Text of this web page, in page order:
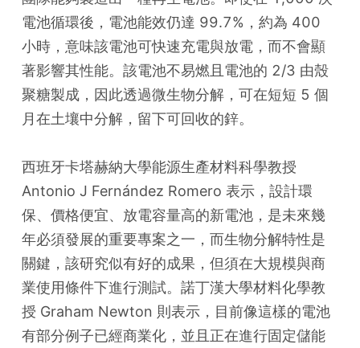
電池循環後，電池能效仍達 99.7%，約為 400
小時，意味該電池可快速充電與放電，而不會顯
著影響其性能。該電池不易燃且電池的 2/3 由殼
聚糖製成，因此透過微生物分解，可在短短 5 個
月在土壤中分解，留下可回收的鋅。
西班牙卡塔赫納大學能源生產材料科學教授
Antonio J Fernández Romero 表示，設計環
保、價格便宜、放電容量高的新電池，是未來幾
年必須發展的重要專案之一，而生物分解特性是
關鍵，該研究似有好的成果，但須在大規模與商
業使用條件下進行測試。諾丁漢大學材料化學教
授 Graham Newton 則表示，目前像這樣的電池
有部分例子已經商業化，並且正在進行固定儲能